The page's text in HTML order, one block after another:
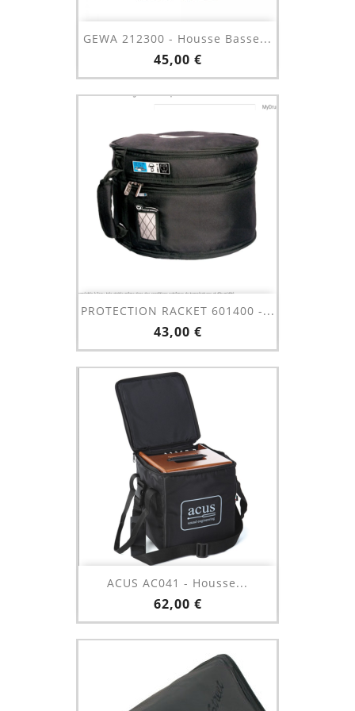
GEWA 212300 - Housse Basse...
Prix
45,00 €
PROTECTION RACKET 601400 -...
Prix
43,00 €
ACUS AC041 - Housse...
Prix
62,00 €